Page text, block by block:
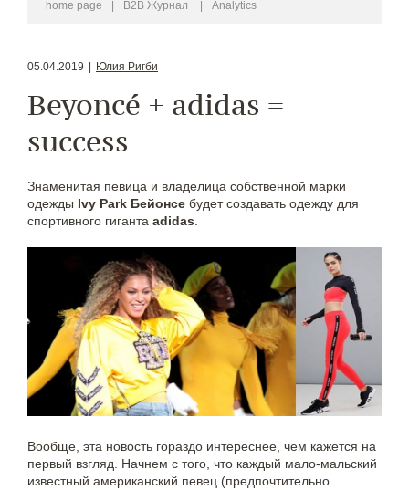
home page B2B Журнал Analytics
05.04.2019 Юлия Ригби
Beyoncé + adidas =
success
Знаменитая певица и владелица собственной марки
одежды Ivy Park Бейонсе будет создавать одежду для
спортивного гиганта adidas
Вообще, эта новость гораздо интереснее, чем кажется на
первый взгляд. Начнем с того, что каждый мало-мальский
известный американский певец (предпочтительно